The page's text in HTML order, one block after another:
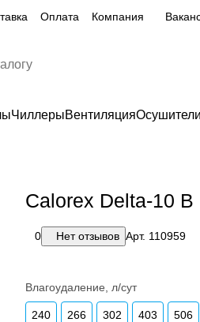
Оплата Компания
ЧиллерыВентиляцияОсушители
Calorex Delta-10 B
0 Нет отзывов Арт. 110959
Влагоудаление, л/сут
240 266 302 403 506